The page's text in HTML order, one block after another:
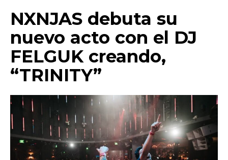
NXNJAS debuta su
nuevo acto con el DJ
FELGUK creando,
“TRINITY”